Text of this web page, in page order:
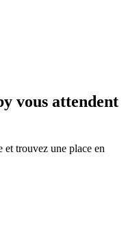
vous attendent
et trouvez une place en